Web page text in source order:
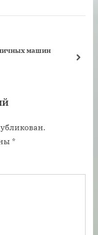
машин
*